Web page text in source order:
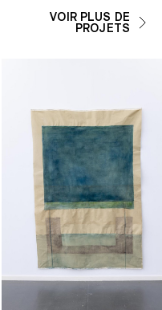
VOIR PLUS DE
PROJETS